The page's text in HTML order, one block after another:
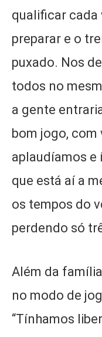
qualificar cada
preparar e o
puxado. Nos
todos no
a gente
bom jogo, com
aplaudíamos e
que está aí a
os tempos do
perdendo só
Além da
no modo de
“Tínhamos